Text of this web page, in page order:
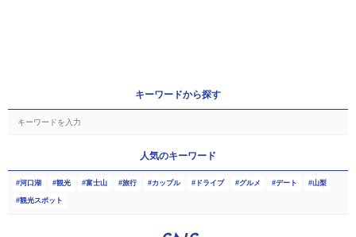
キーワードから探す
人気のキーワード
河口湖 観光 富士山 旅行 カップル ドライブ グルメ デート 山梨
観光スポット